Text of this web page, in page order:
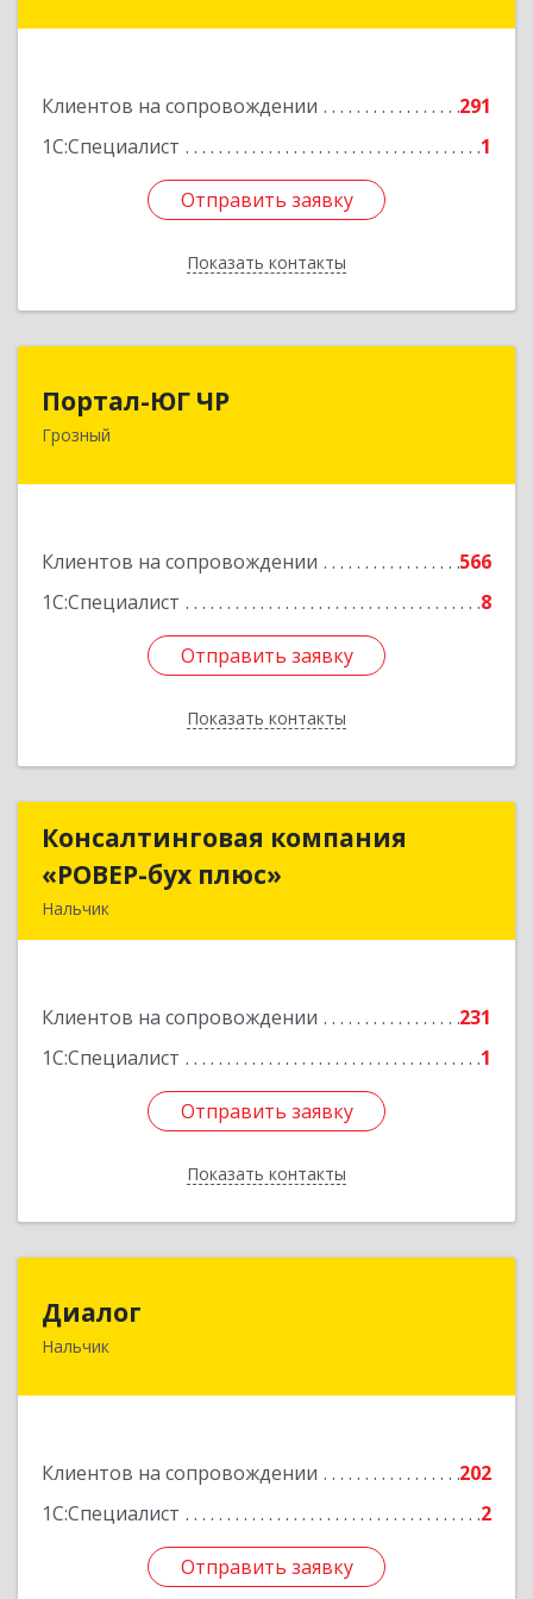
Клиентов на сопровождении
291
1С:Специалист
1
Отправить заявку
Показать контакты
Подробнее
Отправить заявку
Назад
Портал-ЮГ ЧР
Грозный
Клиентов на сопровождении
566
1С:Специалист
8
Отправить заявку
Показать контакты
364906, Чеченская Респ, Грозный г, Путина пр-
Отправить заявку
Назад
Консалтинговая компания
«РОВЕР-бух плюс»
Нальчик
Клиентов на сопровождении
231
1С:Специалист
1
Отправить заявку
Показать контакты
Консалтинговая компания
«РОВЕР-бух плюс»
Подробнее
Отправить заявку
Назад
Диалог
Нальчик
Клиентов на сопровождении
202
1С:Специалист
2
Отправить заявку
360016, Кабардино-Балкарская Респ, Нальчик г,
Отправить заявку